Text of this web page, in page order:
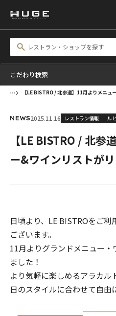
こだわり検索
【LE BISTRO / 北参道】11月よりメニュ
NEWS2025.11.16 レストラン情報 ル
【LE BISTRO / 北参
ー&ワインリストが
日頃より、LE BISTROをご
ございます。
11月よりグランドメニュー
ました！
より気軽に楽しめるアラカ
日のスタイルに合わせて自由